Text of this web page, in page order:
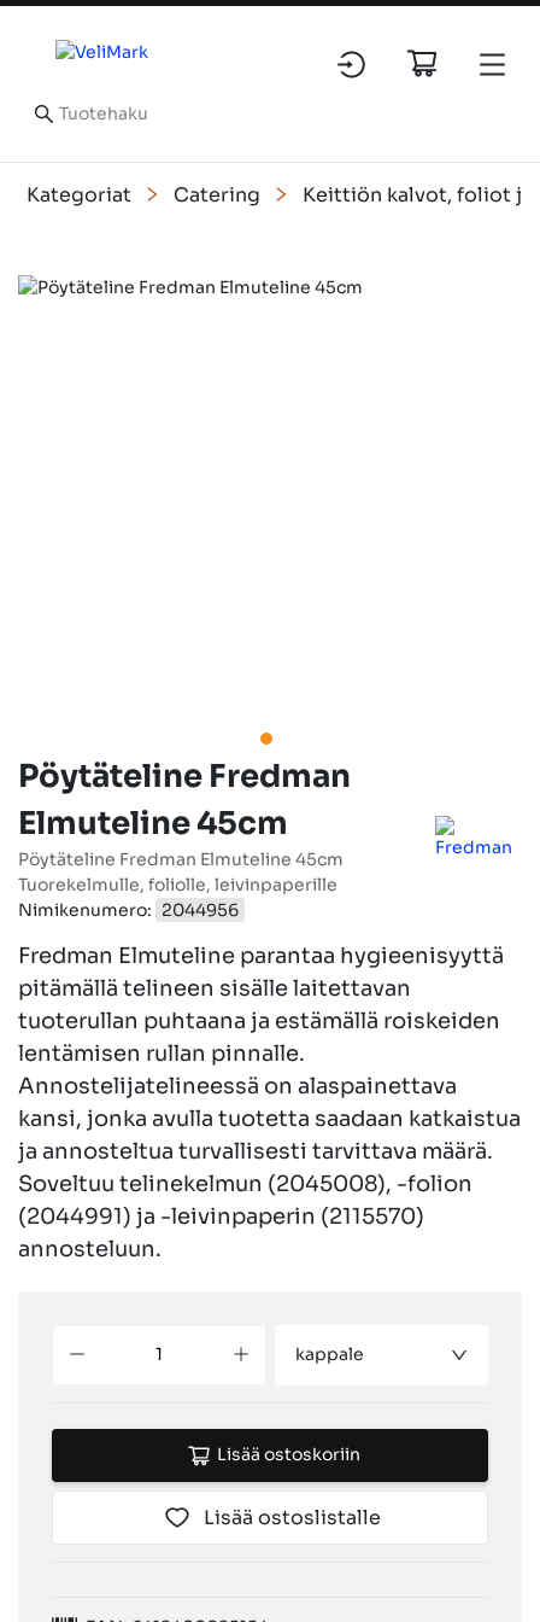
Kategoriat Catering Keittiön kalvot, foliot ja
Slide 1 of 1
Pöytäteline Fredman
Elmuteline 45cm
Pöytäteline Fredman Elmuteline 45cm
Tuorekelmulle, foliolle, leivinpaperille
Nimikenumero: 2044956
Fredman Elmuteline parantaa hygieenisyyttä
pitämällä telineen sisälle laitettavan
tuoterullan puhtaana ja estämällä roiskeiden
lentämisen rullan pinnalle.
Annostelijatelineessä on alaspainettava
kansi, jonka avulla tuotetta saadaan katkaistua
ja annosteltua turvallisesti tarvittava määrä.
Soveltuu telinekelmun (2045008), -folion
(2044991) ja -leivinpaperin (2115570)
annosteluun.
kappale
Lisää ostoskoriin
Lisää ostoslistalle